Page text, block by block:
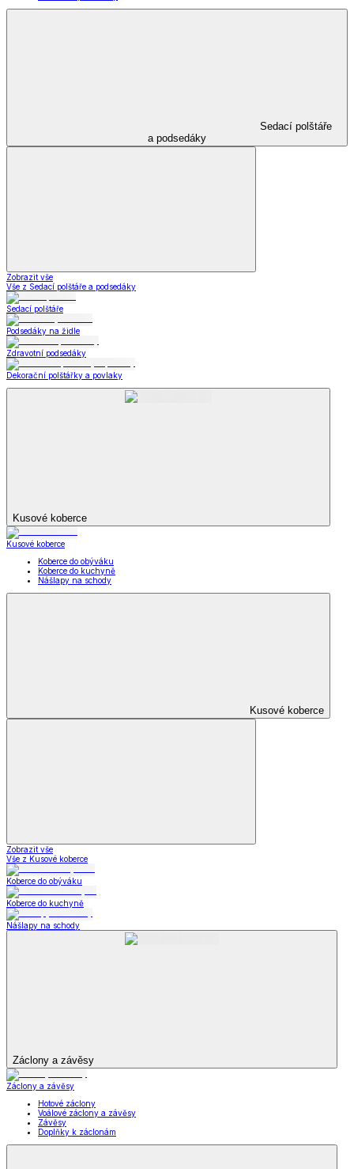
Sedací polštáře
a podsedáky
Zobrazit vše
Vše z Sedací polštáře a podsedáky
Sedací polštáře
Podsedáky na židle
Zdravotní podsedáky
Dekorační polštářky a povlaky
Kusové koberce
Kusové koberce
Koberce do obýváku
Koberce do kuchyně
Nášlapy na schody
Kusové koberce
Zobrazit vše
Vše z Kusové koberce
Koberce do obýváku
Koberce do kuchyně
Nášlapy na schody
Záclony a závěsy
Záclony a závěsy
Hotové záclony
Voálové záclony a závěsy
Závěsy
Doplňky k záclonám